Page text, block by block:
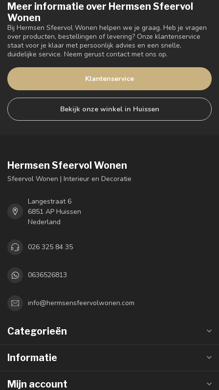
Meer informatie over Hermsen Sfeervol
Wonen
Bij Hermsen Sfeervol Wonen helpen we je graag. Heb je vragen
over producten, bestellingen of levering? Onze klantenservice
staat voor je klaar met persoonlijk advies en een snelle,
duidelijke service. Neem gerust contact met ons op.
Klantenservice
Bekijk onze winkel in Huissen
Hermsen Sfeervol Wonen
Sfeervol Wonen | Interieur en Decoratie
Langestraat 6
6851 AP Huissen
Nederland
026 325 84 35
0636526813
info@hermsensfeervolwonen.com
Categorieën
Informatie
Mijn account